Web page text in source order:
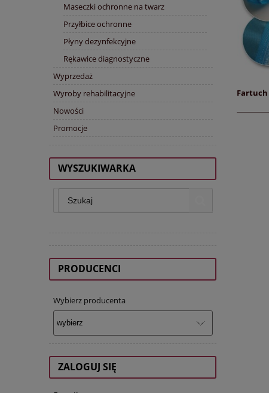
Maseczki ochronne na twarz
Przyłbice ochronne
Płyny dezynfekcyjne
Rękawice diagnostyczne
Wyprzedaż
Wyroby rehabilitacyjne
Nowości
Promocje
WYSZUKIWARKA
PRODUCENCI
Wybierz producenta
ZALOGUJ SIĘ
Fartuch